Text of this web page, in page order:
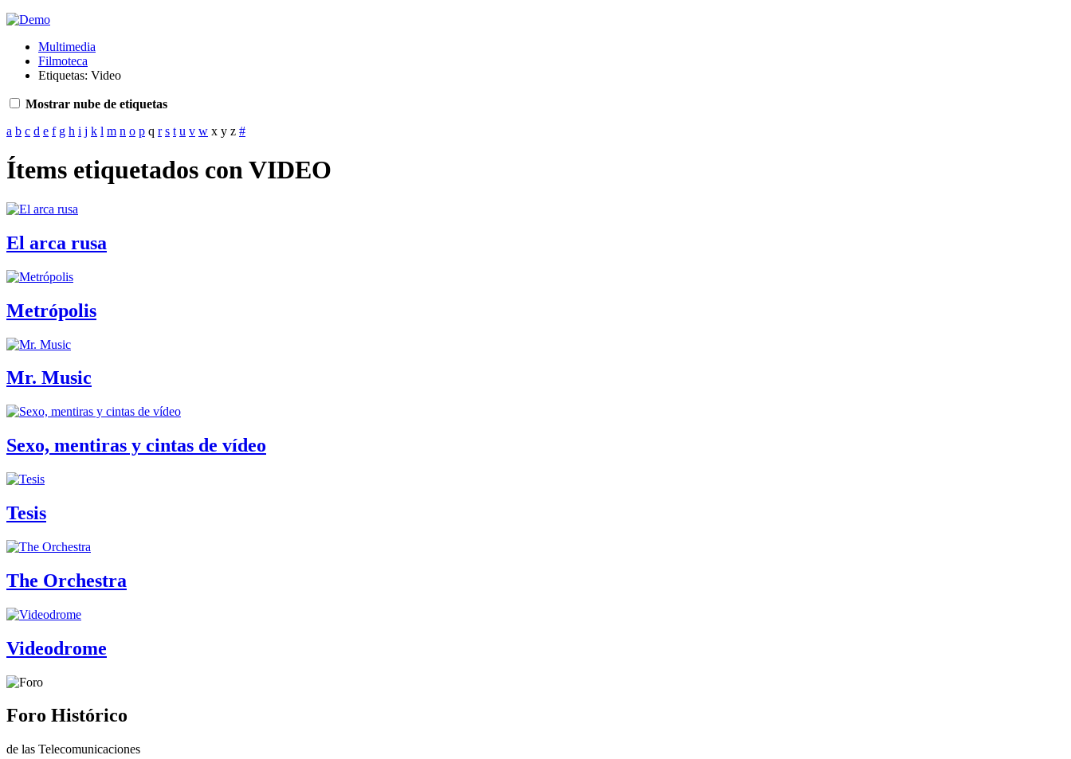
Multimedia
Filmoteca
Etiquetas: Video
Mostrar nube de etiquetas
a b c d e f g h i j k l m n o p q r s t u v w x y z #
Ítems etiquetados con VIDEO
El arca rusa
Metrópolis
Mr. Music
Sexo, mentiras y cintas de vídeo
Tesis
The Orchestra
Videodrome
Foro Histórico
de las Telecomunicaciones